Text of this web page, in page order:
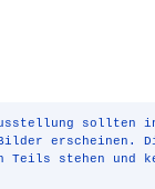
sollten
erscheinen.
Teils stehen und